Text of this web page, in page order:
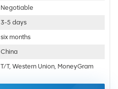
Negotiable
3-5 days
six months
China
T/T, Western Union, MoneyGram